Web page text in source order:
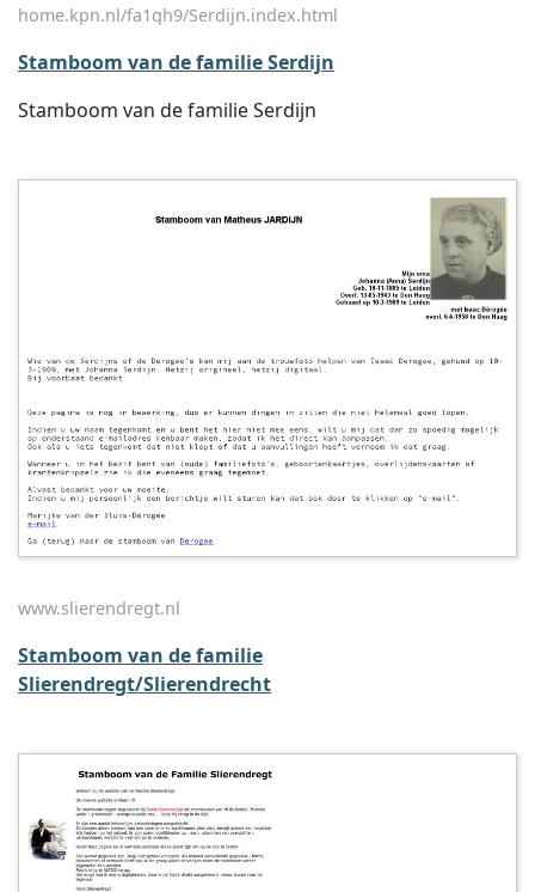
home.kpn.nl/fa1qh9/Serdijn.index.html
Stamboom van de familie Serdijn
Stamboom van de familie Serdijn
www.slierendregt.nl
Stamboom van de familie
Slierendregt/Slierendrecht